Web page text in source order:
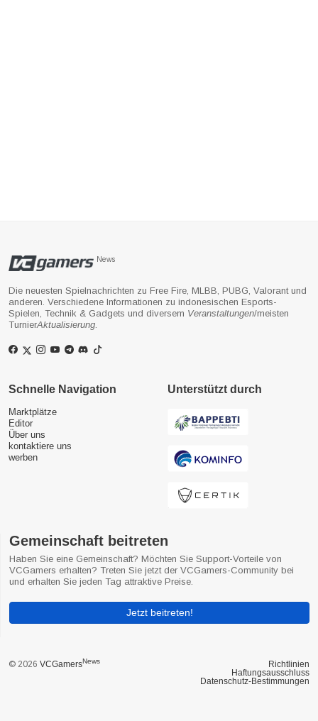
News
Die neuesten Spielnachrichten zu Free Fire, MLBB, PUBG, Valorant und
anderen. Verschiedene Informationen zu indonesischen Esports-
Spielen, Technik & Gadgets und diversem Veranstaltungen/meisten
TurnierAktualisierung
Schnelle Navigation
Marktplätze
Editor
Über uns
kontaktiere uns
werben
Unterstützt durch
Gemeinschaft beitreten
Haben Sie eine Gemeinschaft? Möchten Sie Support-Vorteile von
VCGamers erhalten? Treten Sie jetzt der VCGamers-Community bei
und erhalten Sie jeden Tag attraktive Preise.
Jetzt beitreten!
© 2026 VCGamersNews
Richtlinien
Haftungsausschluss
Datenschutz-Bestimmungen